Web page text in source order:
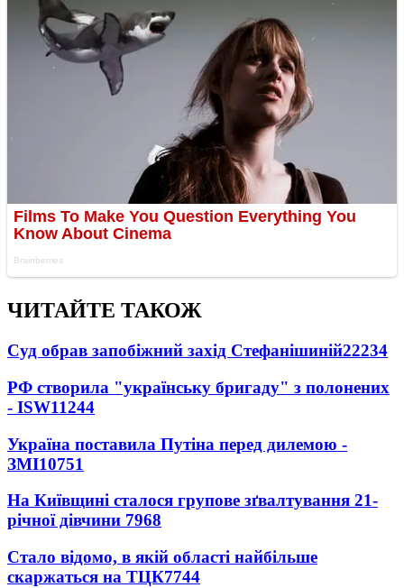
ЧИТАЙТЕ ТАКОЖ
Суд обрав запобіжний захід Стефанішиній22234
РФ створила "українську бригаду" з полонених
- ISW11244
Україна поставила Путіна перед дилемою -
ЗМІ10751
На Київщині сталося групове зґвалтування 21-
річної дівчини 7968
Стало відомо, в якій області найбільше
скаржаться на ТЦК7744